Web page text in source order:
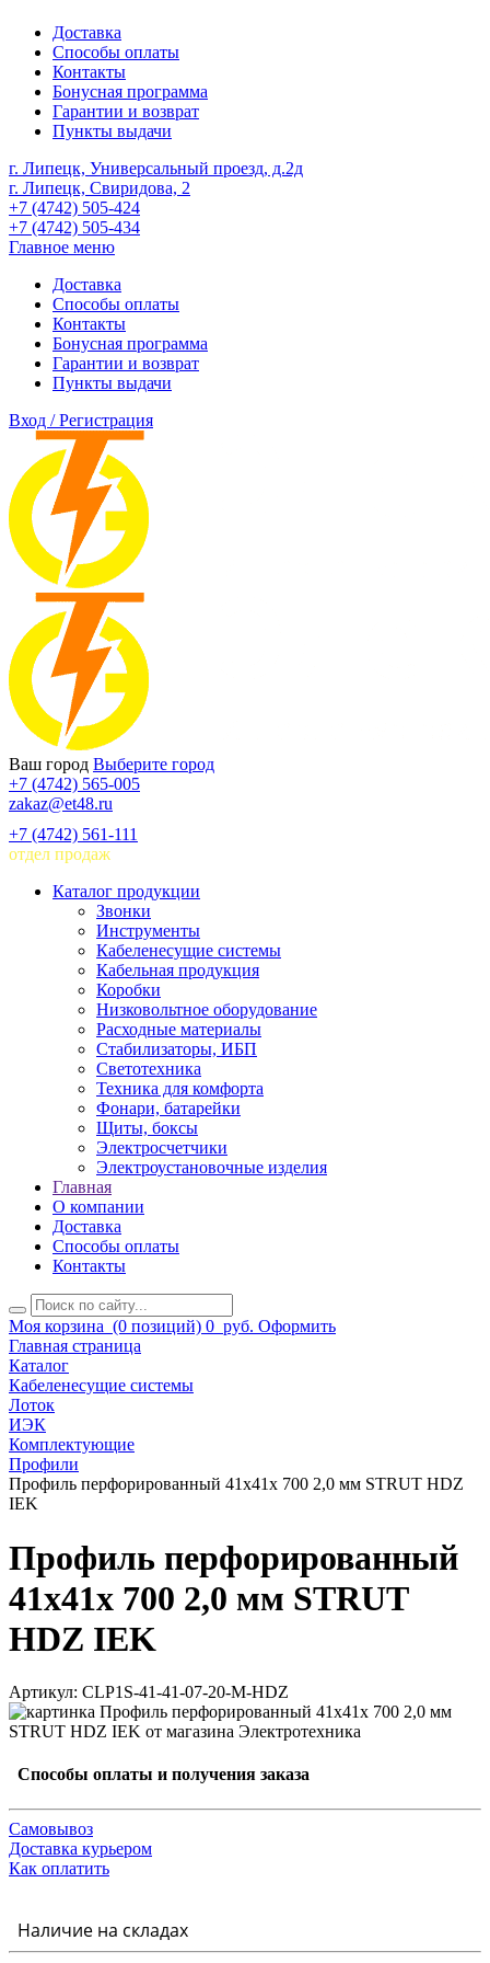
Доставка
Способы оплаты
Контакты
Бонусная программа
Гарантии и возврат
Пункты выдачи
г. Липецк, Универсальный проезд, д.2д
г. Липецк, Свиридова, 2
+7 (4742) 505-424
+7 (4742) 505-434
Главное меню
Доставка
Способы оплаты
Контакты
Бонусная программа
Гарантии и возврат
Пункты выдачи
Вход / Регистрация
Ваш город Выберите город
+7 (4742) 565-005
zakaz@et48.ru
+7 (4742) 561-111
отдел продаж
Каталог продукции
Звонки
Инструменты
Кабеленесущие системы
Кабельная продукция
Коробки
Низковольтное оборудование
Расходные материалы
Стабилизаторы, ИБП
Светотехника
Техника для комфорта
Фонари, батарейки
Щиты, боксы
Электросчетчики
Электроустановочные изделия
Главная
О компании
Доставка
Способы оплаты
Контакты
Моя корзина (0 позиций) 0 руб. Оформить
Главная страница
Каталог
Кабеленесущие системы
Лоток
ИЭК
Комплектующие
Профили
Профиль перфорированный 41x41х 700 2,0 мм STRUT HDZ
IEK
Профиль перфорированный
41x41х 700 2,0 мм STRUT
HDZ IEK
Артикул: CLP1S-41-41-07-20-M-HDZ
Способы оплаты и получения заказа
Самовывоз
Доставка курьером
Как оплатить
Наличие на складах